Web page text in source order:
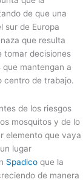
de que una
sur de Europa
que resulta
tomar decisiones
mantengan a
centro de trabajo.
de los riesgos
mosquitos y de lo
elemento que vaya
lugar
Spadico que la
de manera